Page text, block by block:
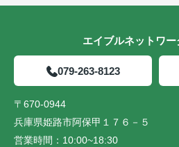
エイブルネットワ
079-263-8123
〒670-0944
兵庫県姫路市阿保甲１７６－５
営業時間： 10:00~18:30